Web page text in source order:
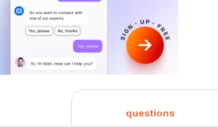
questions